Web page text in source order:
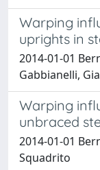
Warping
uprights in
2014-01-01
Gabbianelli,
Warping
unbraced
2014-01-01
Squadrito